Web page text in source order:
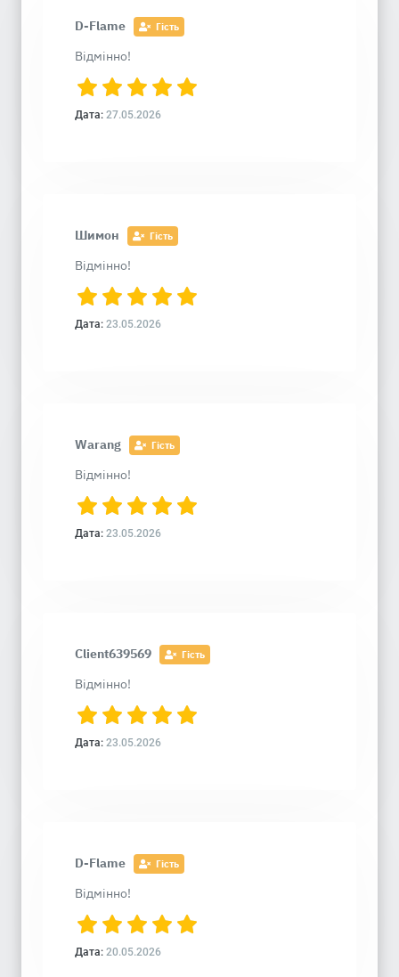
D-Flame Гість
Відмінно!
Дата: 27.05.2026
Шимон Гість
Відмінно!
Дата: 23.05.2026
Warang Гість
Відмінно!
Дата: 23.05.2026
Client639569 Гість
Відмінно!
Дата: 23.05.2026
D-Flame Гість
Відмінно!
Дата: 20.05.2026